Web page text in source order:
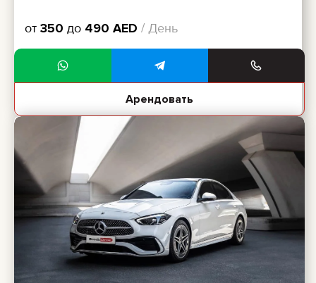
от 350 до 490 AED / День
Арендовать